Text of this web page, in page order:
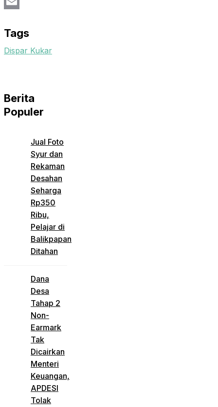
Tags
Dispar Kukar
Berita
Populer
Jual Foto
Syur dan
Rekaman
Desahan
Seharga
Rp350
Ribu,
Pelajar di
Balikpapan
Ditahan
Dana
Desa
Tahap 2
Non-
Earmark
Tak
Dicairkan
Menteri
Keuangan,
APDESI
Tolak